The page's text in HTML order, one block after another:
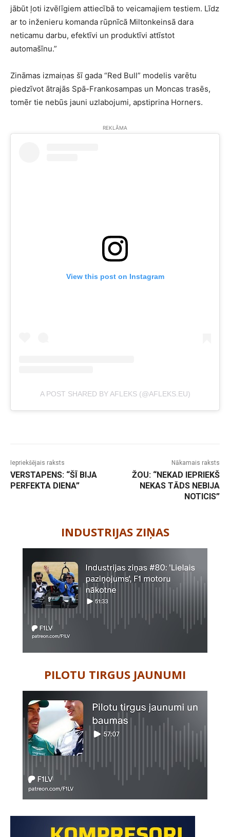
jābūt ļoti izvēlīgiem attiecībā to veicamajiem testiem. Līdz
ar to inženieru komanda rūpnīcā Miltonkeinsā dara
neticamu darbu, efektīvi un produktīvi attīstot
automašīnu.”
Zināmas izmaiņas šī gada “Red Bull” modelis varētu
piedzīvot ātrajās Spā-Frankosampas un Moncas trasēs,
tomēr tie nebūs jauni uzlabojumi, apstiprina Horners.
REKLĀMA
View this post on Instagram
A POST SHARED BY AFLEKS (@AFLEKS.EU)
Iepriekšējais raksts
VERSTAPENS: “ŠĪ BIJA
PERFEKTA DIENA”
Nākamais raksts
ŽOU: “NEKAD IEPRIEKŠ
NEKAS TĀDS NEBIJA
NOTICIS”
INDUSTRIJAS ZIŅAS
PILOTU TIRGUS JAUNUMI